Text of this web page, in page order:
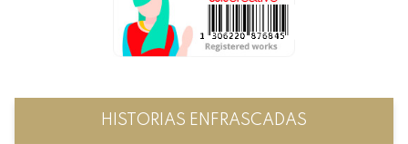
HISTORIAS ENFRASCADAS